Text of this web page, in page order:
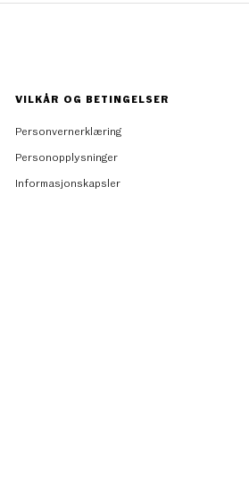
VILKÅR OG BETINGELSER
Personvernerklæring
Personopplysninger
Informasjonskapsler